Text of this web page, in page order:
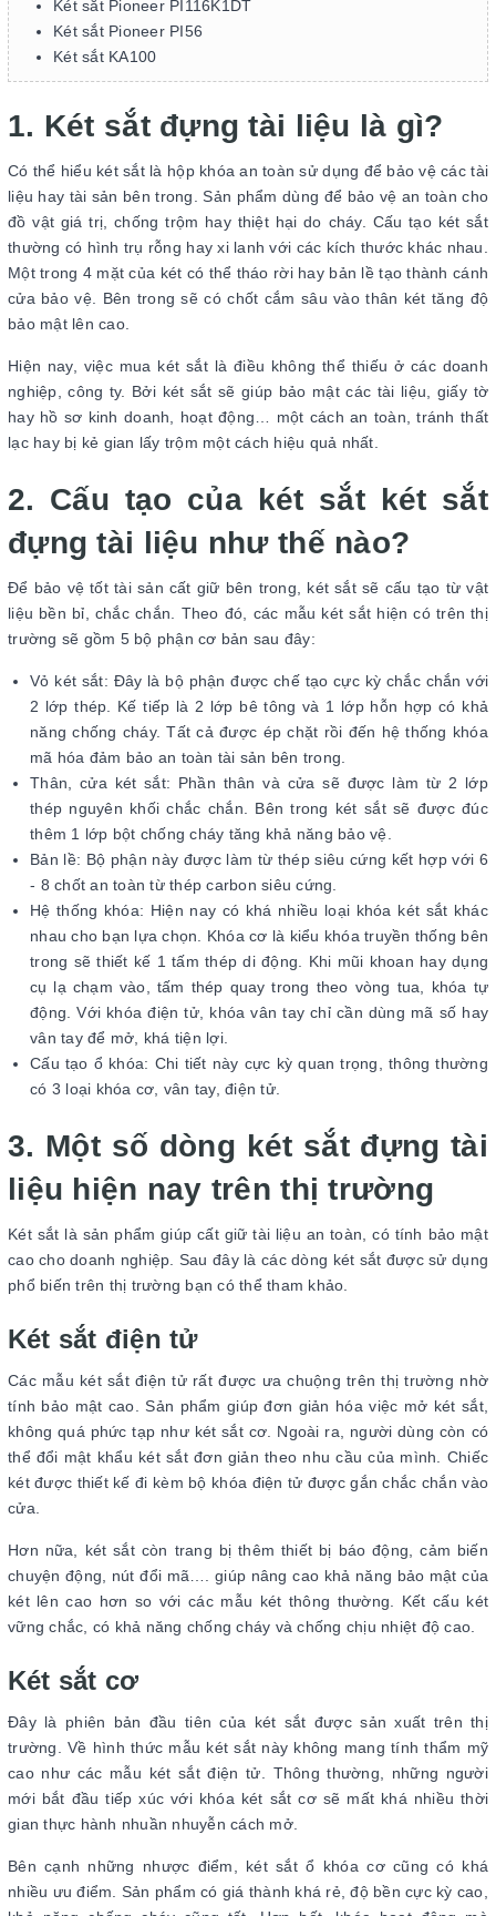
Két sắt Pioneer PI116K1DT
Két sắt Pioneer PI56
Két sắt KA100
1. Két sắt đựng tài liệu là gì?
Có thể hiểu két sắt là hộp khóa an toàn sử dụng để bảo vệ các tài
liệu hay tài sản bên trong. Sản phẩm dùng để bảo vệ an toàn cho
đồ vật giá trị, chống trộm hay thiệt hại do cháy. Cấu tạo két sắt
thường có hình trụ rỗng hay xi lanh với các kích thước khác nhau.
Một trong 4 mặt của két có thể tháo rời hay bản lề tạo thành cánh
cửa bảo vệ. Bên trong sẽ có chốt cắm sâu vào thân két tăng độ
bảo mật lên cao.
Hiện nay, việc mua két sắt là điều không thể thiếu ở các doanh
nghiệp, công ty. Bởi két sắt sẽ giúp bảo mật các tài liệu, giấy tờ
hay hồ sơ kinh doanh, hoạt động… một cách an toàn, tránh thất
lạc hay bị kẻ gian lấy trộm một cách hiệu quả nhất.
2. Cấu tạo của két sắt két sắt
đựng tài liệu như thế nào?
Để bảo vệ tốt tài sản cất giữ bên trong, két sắt sẽ cấu tạo từ vật
liệu bền bỉ, chắc chắn. Theo đó, các mẫu két sắt hiện có trên thị
trường sẽ gồm 5 bộ phận cơ bản sau đây:
Vỏ két sắt: Đây là bộ phận được chế tạo cực kỳ chắc chắn với
2 lớp thép. Kế tiếp là 2 lớp bê tông và 1 lớp hỗn hợp có khả
năng chống cháy. Tất cả được ép chặt rồi đến hệ thống khóa
mã hóa đảm bảo an toàn tài sản bên trong.
Thân, cửa két sắt: Phần thân và cửa sẽ được làm từ 2 lớp
thép nguyên khối chắc chắn. Bên trong két sắt sẽ được đúc
thêm 1 lớp bột chống cháy tăng khả năng bảo vệ.
Bản lề: Bộ phận này được làm từ thép siêu cứng kết hợp với 6
- 8 chốt an toàn từ thép carbon siêu cứng.
Hệ thống khóa: Hiện nay có khá nhiều loại khóa két sắt khác
nhau cho bạn lựa chọn. Khóa cơ là kiểu khóa truyền thống bên
trong sẽ thiết kế 1 tấm thép di động. Khi mũi khoan hay dụng
cụ lạ chạm vào, tấm thép quay trong theo vòng tua, khóa tự
động. Với khóa điện tử, khóa vân tay chỉ cần dùng mã số hay
vân tay để mở, khá tiện lợi.
Cấu tạo ổ khóa: Chi tiết này cực kỳ quan trọng, thông thường
có 3 loại khóa cơ, vân tay, điện tử.
3. Một số dòng két sắt đựng tài
liệu hiện nay trên thị trường
Két sắt là sản phẩm giúp cất giữ tài liệu an toàn, có tính bảo mật
cao cho doanh nghiệp. Sau đây là các dòng két sắt được sử dụng
phổ biến trên thị trường bạn có thể tham khảo.
Két sắt điện tử
Các mẫu két sắt điện tử rất được ưa chuộng trên thị trường nhờ
tính bảo mật cao. Sản phẩm giúp đơn giản hóa việc mở két sắt,
không quá phức tạp như két sắt cơ. Ngoài ra, người dùng còn có
thể đổi mật khẩu két sắt đơn giản theo nhu cầu của mình. Chiếc
két được thiết kế đi kèm bộ khóa điện tử được gắn chắc chắn vào
cửa.
Hơn nữa, két sắt còn trang bị thêm thiết bị báo động, cảm biến
chuyện động, nút đổi mã…. giúp nâng cao khả năng bảo mật của
két lên cao hơn so với các mẫu két thông thường. Kết cấu két
vững chắc, có khả năng chống cháy và chống chịu nhiệt độ cao.
Két sắt cơ
Đây là phiên bản đầu tiên của két sắt được sản xuất trên thị
trường. Về hình thức mẫu két sắt này không mang tính thẩm mỹ
cao như các mẫu két sắt điện tử. Thông thường, những người
mới bắt đầu tiếp xúc với khóa két sắt cơ sẽ mất khá nhiều thời
gian thực hành nhuần nhuyễn cách mở.
Bên cạnh những nhược điểm, két sắt ổ khóa cơ cũng có khá
nhiều ưu điểm. Sản phẩm có giá thành khá rẻ, độ bền cực kỳ cao,